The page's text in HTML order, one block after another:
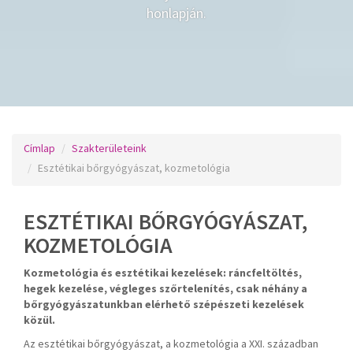
honlapján.
Címlap
Szakterületeink
Esztétikai bőrgyógyászat, kozmetológia
ESZTÉTIKAI BŐRGYÓGYÁSZAT,
KOZMETOLÓGIA
Kozmetológia és esztétikai kezelések: ráncfeltöltés,
hegek kezelése, végleges szőrtelenítés, csak néhány a
bőrgyógyászatunkban elérhető szépészeti kezelések
közül.
Az esztétikai bőrgyógyászat, a kozmetológia a XXI. században